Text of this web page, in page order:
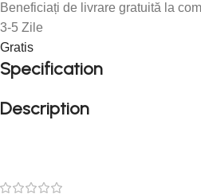
Beneficiați de livrare gratuită la
3-5 Zile
Gratis
Specification
Description